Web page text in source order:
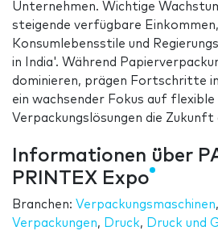
Unternehmen. Wichtige
steigende verfügbare
Konsumlebensstile und
in India'. Während
dominieren, prägen Fortschritte
ein wachsender Fokus auf flexible
Verpackungslösungen die Zukunft
Informationen über
PRINTEX Expo
Branchen: Verpackungsmaschinen,
Verpackungen, Druck, Druck und